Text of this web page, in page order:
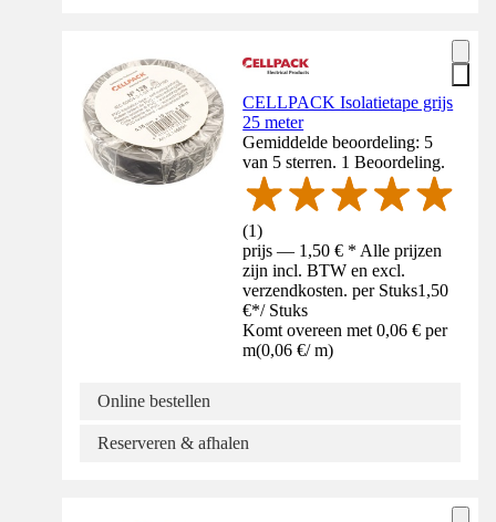
CELLPACK Isolatietape grijs
25 meter
Gemiddelde beoordeling: 5
van 5 sterren. 1 Beoordeling.
(1)
prijs — 1,50 € * Alle prijzen
zijn incl. BTW en excl.
verzendkosten. per Stuks1,50
€*/ Stuks
Komt overeen met 0,06 € per
m(0,06 €/ m)
Online bestellen
Reserveren & afhalen